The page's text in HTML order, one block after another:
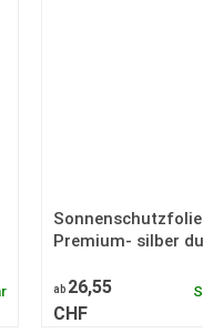
Sonnenschutzfolie
Premium- silber
ab 26,55
CHF